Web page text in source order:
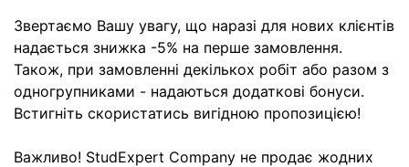
Звертаємо Вашу увагу, що наразі для нових клієнтів
надається знижка -5% на перше замовлення.
Також, при замовленні декількох робіт або разом з
одногрупниками - надаються додаткові бонуси.
Встигніть скористатись вигідною пропозицією!
Важливо! StudExpert Company не продає жодних